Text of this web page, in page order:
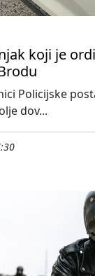
koji je
Policijske
dov...